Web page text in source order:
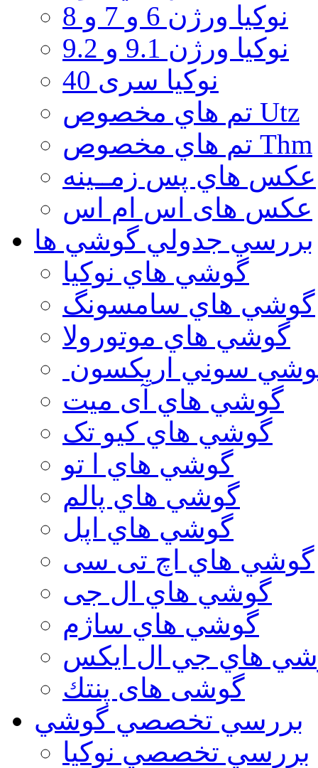
نوكيا ورژن 6 و 7 و 8
نوكيا ورژن 9.1 و 9.2
نوکیا سری 40
تم هاي مخصوص Utz
تم هاي مخصوص Thm
عكس هاي پس زمــينه
عكس های اس ام اس
بررسي جدولي گوشي ها
گوشي هاي نوكيا
گوشي هاي سامسونگ
گوشي هاي موتورولا
سوني اريكسون
گوشي هاي آی میت
گوشي هاي کیو تک
گوشي هاي ا تو
گوشي هاي پالم
گوشي هاي اپل
گوشي هاي اچ تی سی
گوشي هاي ال جی
گوشي هاي ساژم
هاي جي ال ايكس
گوشی های پنتك
بررسي تخصصي گوشي
بررسي تخصصي نوكيا